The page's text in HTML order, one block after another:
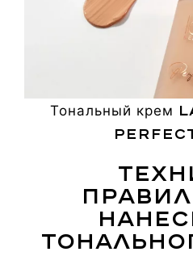
Тональный крем